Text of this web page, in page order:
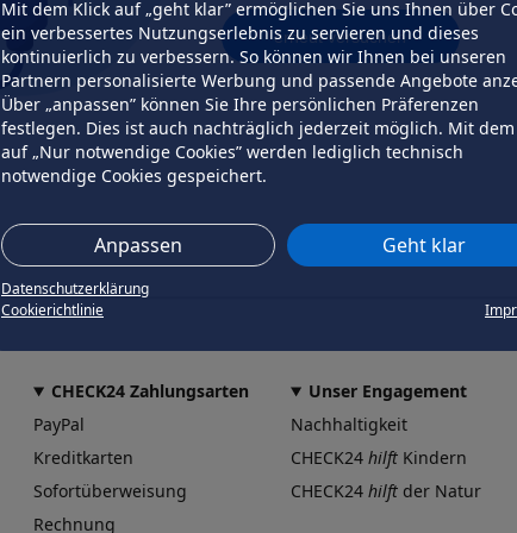
Mit dem Klick auf „geht klar” ermöglichen Sie uns Ihnen über
ein verbessertes Nutzungserlebnis zu servieren und dieses
kontinuierlich zu verbessern. So können wir Ihnen bei unseren
Partnern personalisierte Werbung und passende Angebote
Über „anpassen” können Sie Ihre persönlichen Präferenzen
festlegen. Dies ist auch nachträglich jederzeit möglich. Mit dem
auf „Nur notwendige Cookies” werden lediglich technisch
notwendige Cookies gespeichert.
Anpassen Geht klar
Datenschutzerklärung
Cookierichtlinie
erneut versuchen
CHECK24 Zahlungsarten
PayPal
Kreditkarten
Sofortüberweisung
Rechnung
Unser Engagement
Nachhaltigkeit
CHECK24 hilft Kindern
CHECK24 hilft der Natur